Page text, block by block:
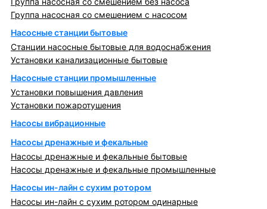
Группа насосная со смешением с насосом
Насосные станции бытовые
Станции насосные бытовые для водоснабжения
Установки канализационные бытовые
Насосные станции промышленные
Установки повышения давления
Установки пожаротушения
Насосы вибрационные
Насосы дренажные и фекальные
Насосы дренажные и фекальные бытовые
Насосы дренажные и фекальные промышленные
Насосы ин-лайн с сухим ротором
Насосы ин-лайн с сухим ротором одинарные